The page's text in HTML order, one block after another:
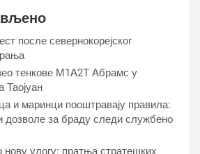
после севернокорејског
тенкове М1А2Т Абрамс у
Таојуан
и маринци пооштравају правила:
дозволе за браду следи службено
нову улогу: пратња стратешких